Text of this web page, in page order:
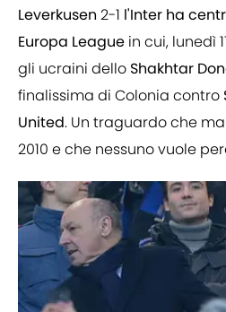
Leverkusen 2-1 l'Inter ha
Europa League in cui, lunedì
gli ucraini dello Shakhtar
finalissima di Colonia contro
United. Un traguardo che
2010 e che nessuno vuole